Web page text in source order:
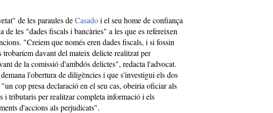
de les paraules deCasadoi el seu home de confiança
de les "dades fiscals i bancàries" a les que es refereixen
"Creiem que només eren dades fiscals, i si fossin
trobaríem davant del mateix delicte realitzat per
de la comissió d'ambdós delictes", redacta l'advocat.
l'obertura de diligències i que s'investigui els dos
cop presa declaració en el seu cas, obeiria oficiar als
i tributaris per realitzar completa informació i els
d'accions als perjudicats".